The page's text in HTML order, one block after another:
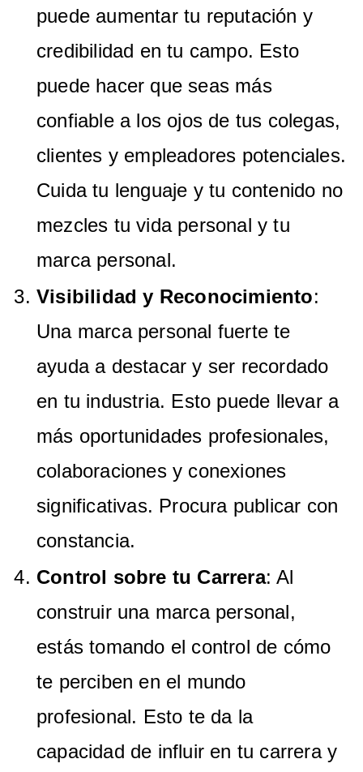
puede aumentar tu reputación y
credibilidad en tu campo. Esto
puede hacer que seas más
confiable a los ojos de tus colegas,
clientes y empleadores potenciales.
Cuida tu lenguaje y tu contenido no
mezcles tu vida personal y tu
marca personal.
Visibilidad y Reconocimiento:
Una marca personal fuerte te
ayuda a destacar y ser recordado
en tu industria. Esto puede llevar a
más oportunidades profesionales,
colaboraciones y conexiones
significativas. Procura publicar con
constancia.
Control sobre tu Carrera: Al
construir una marca personal,
estás tomando el control de cómo
te perciben en el mundo
profesional. Esto te da la
capacidad de influir en tu carrera y